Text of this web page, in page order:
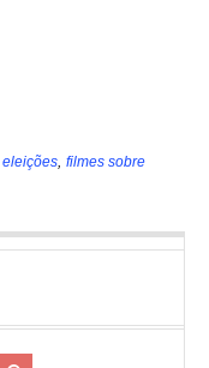
, filmes sobre